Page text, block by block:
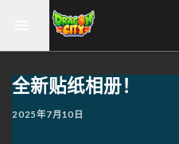
全新贴纸相册！
2025年7月10日